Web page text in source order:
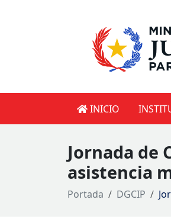
INICIO
Jornada de
asistencia
Portada DGCIP